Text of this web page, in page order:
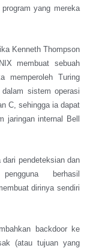
yang mereka
Kenneth Thompson
membuat sebuah
memperoleh Turing
sistem operasi
C, sehingga ia dapat
jaringan internal Bell
pendeteksian dan
berhasil
dirinya sendiri
backdoor ke
(atau tujuan yang